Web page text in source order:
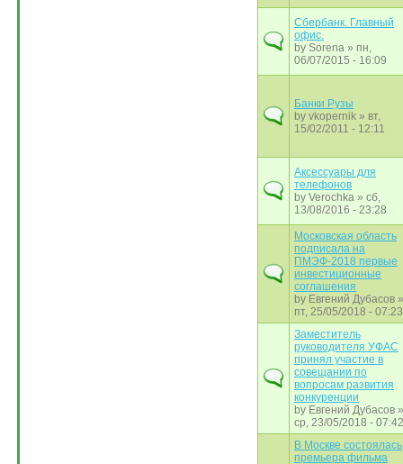
Сбербанк. Главный
офис.
by Sorena » пн,
06/07/2015 - 16:09
Банки Рузы
by vkopernik » вт,
15/02/2011 - 12:11
Аксессуары для
телефонов
by Verochka » сб,
13/08/2016 - 23:28
Московская область
подписала на
ПМЭФ-2018 первые
инвестиционные
соглашения
by Евгений Дубасов »
пт, 25/05/2018 - 07:23
Заместитель
руководителя УФАС
принял участие в
совещании по
вопросам развития
конкуренции
by Евгений Дубасов »
ср, 23/05/2018 - 07:42
В Москве состоялась
премьера фильма